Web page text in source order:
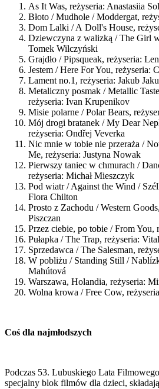
As It Was, reżyseria: Anastasiia
Błoto / Mudhole / Moddergat,
Dom Lalki / A Doll's House,
Dziewczyna z walizką / The Girl
Tomek Wilczyński
Grajdło / Pipsqueak, reżyseria:
Jestem / Here For You, reżyseria:
Lament no.1, reżyseria: Jakub
Metaliczny posmak / Metallic
reżyseria: Ivan Krupenikov
Misie polarne / Polar Bears,
Mój drogi bratanek / My Dear
reżyseria: Ondřej Veverka
Nic mnie w tobie nie przeraża /
Me, reżyseria: Justyna Nowak
Pierwszy taniec w chmurach /
reżyseria: Michał Mieszczyk
Pod wiatr / Against the Wind /
Flora Chilton
Prosto z Zachodu / Western
Piszczan
Przez ciebie, po tobie / From You,
Pułapka / The Trap, reżyseria:
Sprzedawca / The Salesman,
W pobliżu / Standing Still /
Mahútová
Warszawa, Holandia, reżyseria:
Wolna krowa / Free Cow,
Coś dla najmłodszych
Podczas 53. Lubuskiego Lata
specjalny blok filmów dla dzieci,